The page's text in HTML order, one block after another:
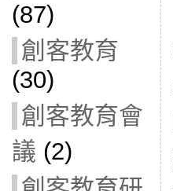
(87)
創客教育
(30)
創客教育會
議 (2)